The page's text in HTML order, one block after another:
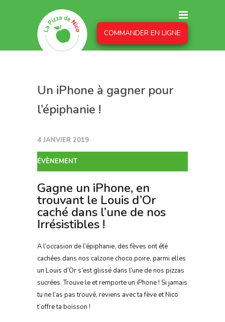
COMMANDER EN LIGNE
Un iPhone à gagner pour
l’épiphanie !
4 JANVIER 2019
ÉVÈNEMENT
Gagne un iPhone, en
trouvant le Louis d’Or
caché dans l’une de nos
Irrésistibles !
A l’occasion de l’épiphanie, des fèves ont été
cachées dans nos calzone choco poire, parmi elles
un Louis d’Or s’est glissé dans l’une de nos pizzas
sucrées. Trouve le et remporte un iPhone ! Si jamais
tu ne l’as pas trouvé, reviens avec ta fève et Nico
t’offre ta boisson !